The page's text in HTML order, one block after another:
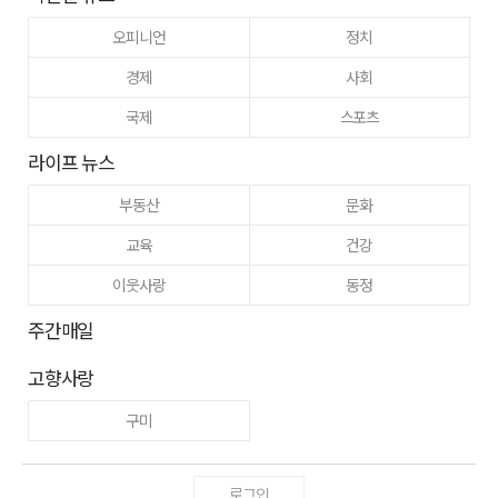
오피니언
정치
경제
사회
국제
스포츠
라이프 뉴스
부동산
문화
교육
건강
이웃사랑
동정
주간매일
고향사랑
구미